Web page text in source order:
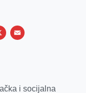
X
E
l
i socijalna